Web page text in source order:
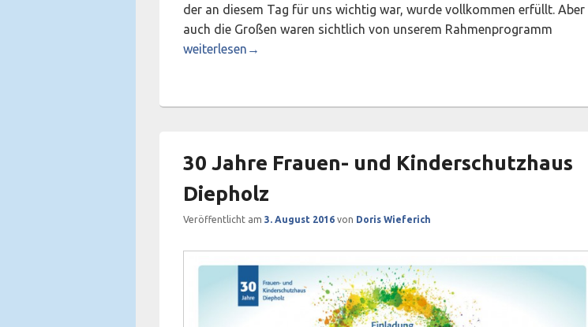
der an diesem Tag für uns wichtig war, wurde vollkommen erfüllt. Aber
auch die Großen waren sichtlich von unserem Rahmenprogramm
Ein gelungenes Fest der Verbundenheit
weiterlesen →
30 Jahre Frauen- und Kinderschutzhaus
Diepholz
Veröffentlicht am 3. August 2016 von Doris Wieferich